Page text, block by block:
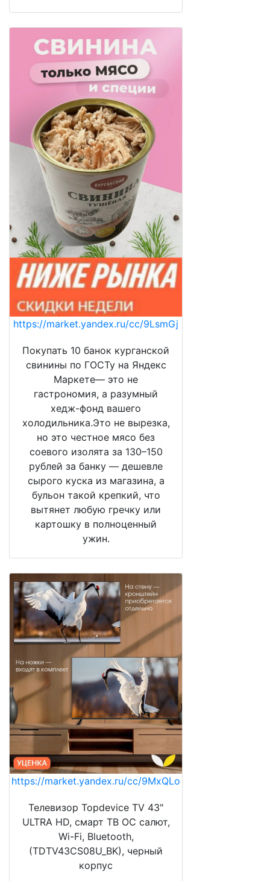
https://market.yandex.ru/cc/9LsmGj
Покупать 10 банок курганской
свинины по ГОСТу на Яндекс
Маркете— это не
гастрономия, а разумный
хедж-фонд вашего
холодильника.Это не вырезка,
но это честное мясо без
соевого изолята за 130–150
рублей за банку — дешевле
сырого куска из магазина, а
бульон такой крепкий, что
вытянет любую гречку или
картошку в полноценный
ужин.
https://market.yandex.ru/cc/9MxQLo
Телевизор Topdevice TV 43"
ULTRA HD, смарт ТВ ОС салют,
Wi-Fi, Bluetooth,
(TDTV43CS08U_BK), черный
корпус